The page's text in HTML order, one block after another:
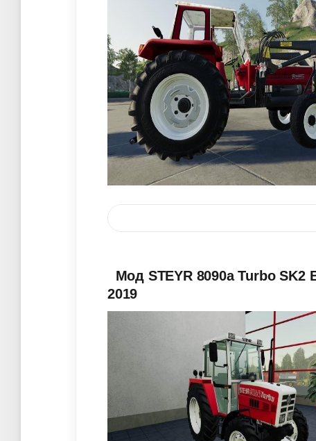
Мод STEYR 8090a Turbo
2019